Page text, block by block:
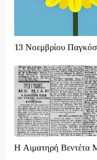
13 Νοεμβρίου
Η Αιματηρή Βεντέτα